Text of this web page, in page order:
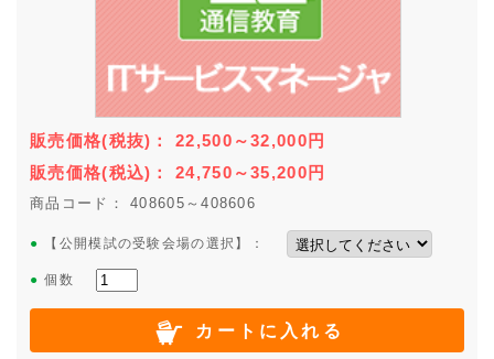
販売価格(税抜) ： 22,500～32,000 円
販売価格(税込) ： 24,750～35,200 円
商品コード： 408605～408606
● 【公開模試の受験会場の選択】：
● 個数
カートに入れる